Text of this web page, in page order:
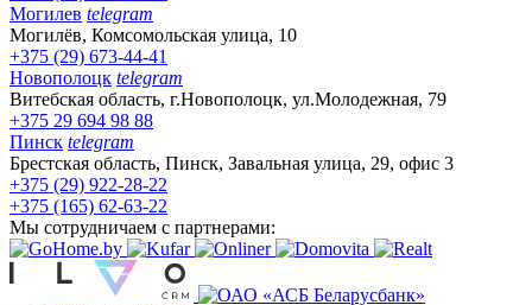
Могилев telegram
Могилёв, Комсомольская улица, 10
+375 (29) 673-44-41
Новополоцк telegram
Витебская область, г.Новополоцк, ул.Молодежная, 79
+375 29 694 98 88
Пинск telegram
Брестская область, Пинск, Завальная улица, 29, офис 3
+375 (29) 922-28-22
+375 (165) 62-63-22
Мы сотрудничаем с партнерами: